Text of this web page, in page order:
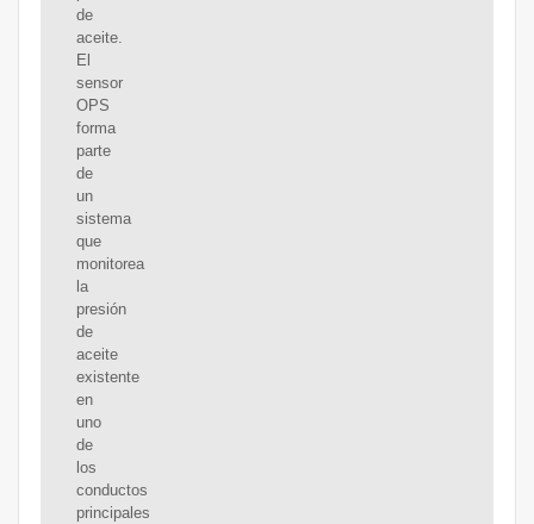
de
aceite.
El
sensor
OPS
forma
parte
de
un
sistema
que
monitorea
la
presión
de
aceite
existente
en
uno
de
los
conductos
principales